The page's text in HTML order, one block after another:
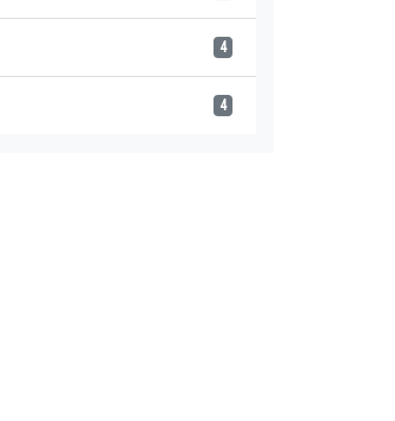
4
4